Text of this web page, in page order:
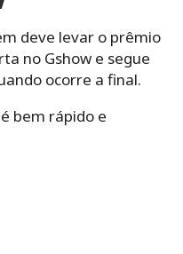
deve levar o prêmio
no Gshow e segue
ocorre a final.
bem rápido e